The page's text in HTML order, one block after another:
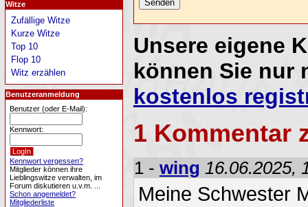
Unsere eigene
können Sie nur
kostenlos
1 Kommentar
1 - wing 16.06.2025,
Meine Schwester
Witze
Zufällige Witze
Kurze Witze
Top 10
Flop 10
Witz erzählen
Benutzeranmeldung
Benutzer (oder E-Mail):
Kennwort:
Kennwort vergessen?
Mitglieder können ihre
Lieblingswitze verwalten, im
Forum diskutieren u.v.m. ...
Schon angemeldet?
Mitgliederliste